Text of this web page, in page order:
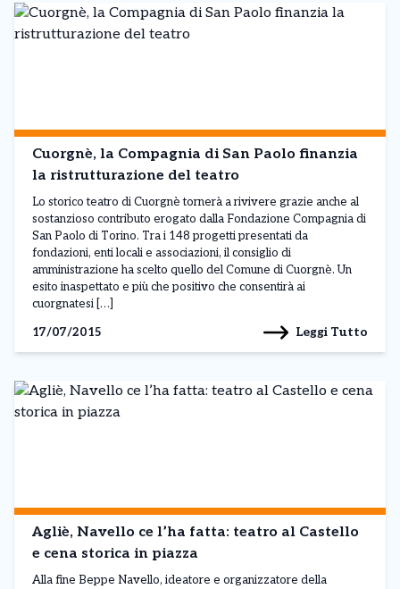
Cuorgnè, la Compagnia di San Paolo finanzia
la ristrutturazione del teatro
Lo storico teatro di Cuorgnè tornerà a rivivere grazie anche al
sostanzioso contributo erogato dalla Fondazione Compagnia di
San Paolo di Torino. Tra i 148 progetti presentati da
fondazioni, enti locali e associazioni, il consiglio di
amministrazione ha scelto quello del Comune di Cuorgnè. Un
esito inaspettato e più che positivo che consentirà ai
cuorgnatesi […]
17/07/2015
Leggi Tutto
Agliè, Navello ce l’ha fatta: teatro al Castello
e cena storica in piazza
Alla fine Beppe Navello, ideatore e organizzatore della